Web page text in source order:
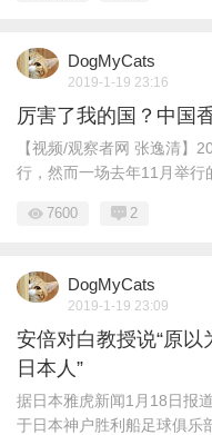
DogMyCats
2019-1-19 23:16
厉害了我的国？中国
【视频/观察者网 张逸清】
行，然而一场去年11月举行
7600 2
DogMyCats
2019-1-19 23:09
安倍对白教授说“原以
日本人”
据日本雅虎新闻1月18日报
于日本神户胜利船足球俱乐